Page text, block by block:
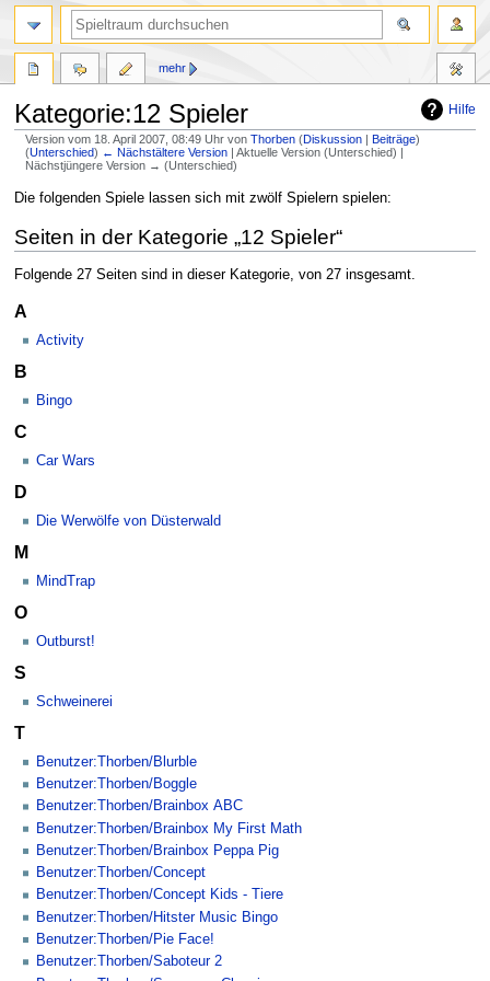
Hilfe
Kategorie:12 Spieler
Version vom 18. April 2007, 08:49 Uhr vonThorben (Diskussion Beiträge)
(Unterschied) ← Nächstältere Version | Aktuelle Version (Unterschied) |
Nächstjüngere Version → (Unterschied)
Zur
springen
Zur
springen
Die folgenden Spiele lassen sich mit zwölf Spielern spielen:
Seiten in der Kategorie „12 Spieler“
Folgende 27 Seiten sind in dieser Kategorie, von 27 insgesamt.
A
Activity
B
Bingo
C
Car Wars
D
Die Werwölfe von Düsterwald
M
MindTrap
O
Outburst!
S
Schweinerei
T
Benutzer:Thorben/Blurble
Benutzer:Thorben/Boggle
Benutzer:Thorben/Brainbox ABC
Benutzer:Thorben/Brainbox My First Math
Benutzer:Thorben/Brainbox Peppa Pig
Benutzer:Thorben/Concept
Benutzer:Thorben/Concept Kids - Tiere
Benutzer:Thorben/Hitster Music Bingo
Benutzer:Thorben/Pie Face!
Benutzer:Thorben/Saboteur 2
mehr